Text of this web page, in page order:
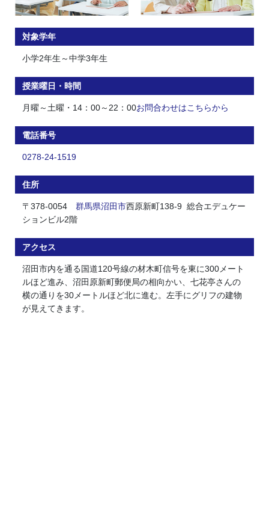
対象学年
小学2年生～中学3年生
授業曜日・時間
月曜～土曜・14：00～22：00お問合わせはこちらから
電話番号
0278-24-1519
住所
〒378-0054 群馬県沼田市西原新町138-9 総合エデュケー
ションビル2階
アクセス
沼田市内を通る国道120号線の材木町信号を東に300メート
ルほど進み、沼田原新町郵便局の相向かい、七花亭さんの
横の通りを30メートルほど北に進む。左手にグリフの建物
が見えてきます。